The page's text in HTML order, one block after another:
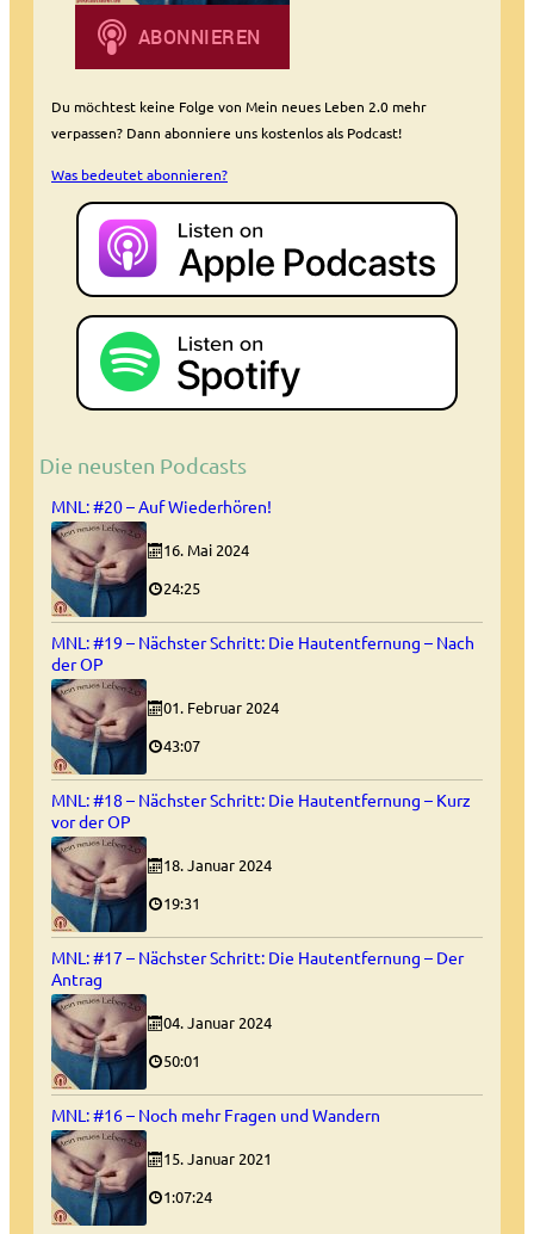
Du möchtest keine Folge von Mein neues Leben 2.0 mehr
verpassen? Dann abonniere uns kostenlos als Podcast!
Was bedeutet abonnieren?
Die neusten Podcasts
MNL: #20 – Auf Wiederhören!
16. Mai 2024
24:25
MNL: #19 – Nächster Schritt: Die Hautentfernung – Nach
der OP
01. Februar 2024
43:07
MNL: #18 – Nächster Schritt: Die Hautentfernung – Kurz
vor der OP
18. Januar 2024
19:31
MNL: #17 – Nächster Schritt: Die Hautentfernung – Der
Antrag
04. Januar 2024
50:01
MNL: #16 – Noch mehr Fragen und Wandern
15. Januar 2021
1:07:24